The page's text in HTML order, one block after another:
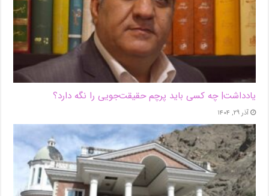
یادداشت| ‌چه کسی باید پرچم حقیقت‌جویی را نگه دارد؟
آذر ۲۹, ۱۴۰۴